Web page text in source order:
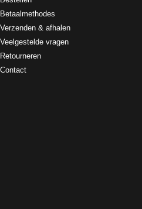
Betaalmethodes
Verzenden & afhalen
Veelgestelde vragen
Retourneren
Contact